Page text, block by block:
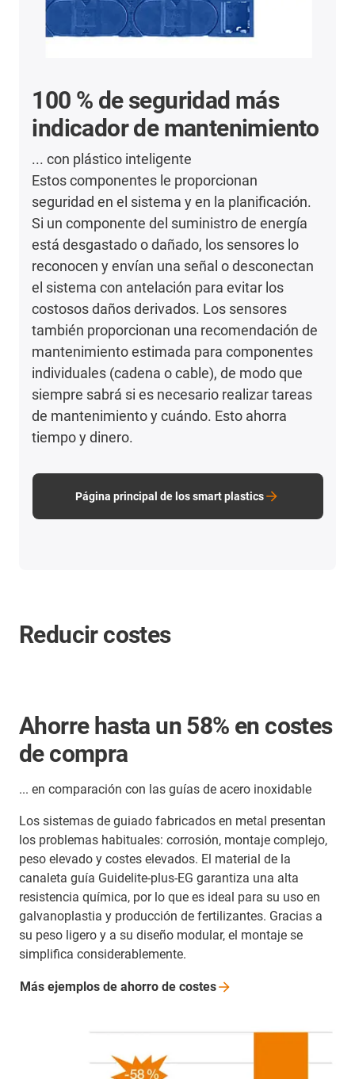
100 % de seguridad más
indicador de mantenimiento
... con plástico inteligente
Estos componentes le proporcionan
seguridad en el sistema y en la planificación.
Si un componente del suministro de energía
está desgastado o dañado, los sensores lo
reconocen y envían una señal o desconectan
el sistema con antelación para evitar los
costosos daños derivados. Los sensores
también proporcionan una recomendación de
mantenimiento estimada para componentes
individuales (cadena o cable), de modo que
siempre sabrá si es necesario realizar tareas
de mantenimiento y cuándo. Esto ahorra
tiempo y dinero.
Página principal de los smart plastics
Reducir costes
Ahorre hasta un 58% en costes
de compra
... en comparación con las guías de acero inoxidable
Los sistemas de guiado fabricados en metal presentan
los problemas habituales: corrosión, montaje complejo,
peso elevado y costes elevados. El material de la
canaleta guía Guidelite-plus-EG garantiza una alta
resistencia química, por lo que es ideal para su uso en
galvanoplastia y producción de fertilizantes. Gracias a
su peso ligero y a su diseño modular, el montaje se
simplifica considerablemente.
Más ejemplos de ahorro de costes